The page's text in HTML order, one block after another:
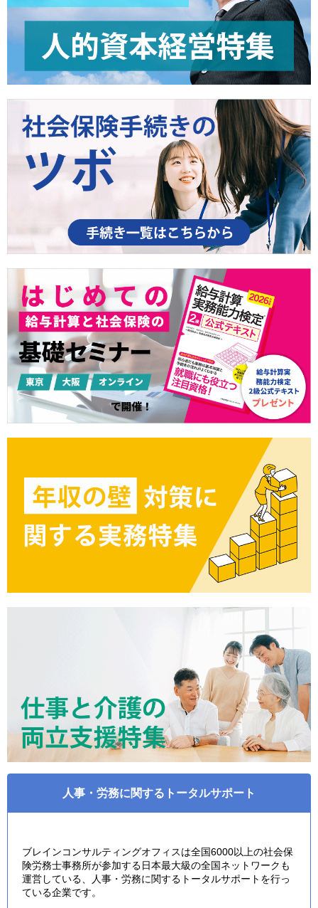
人事・労務に関するトータルサポート
ブレインコンサルティングオフィスは全国6000以上の社会保
険労務士事務所が参加する日本最大級の全国ネットワークも
運営している、人事・労務に関するトータルサポートを行っ
ている企業です。